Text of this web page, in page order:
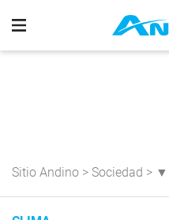
Sitio Andino > Sociedad > ▼